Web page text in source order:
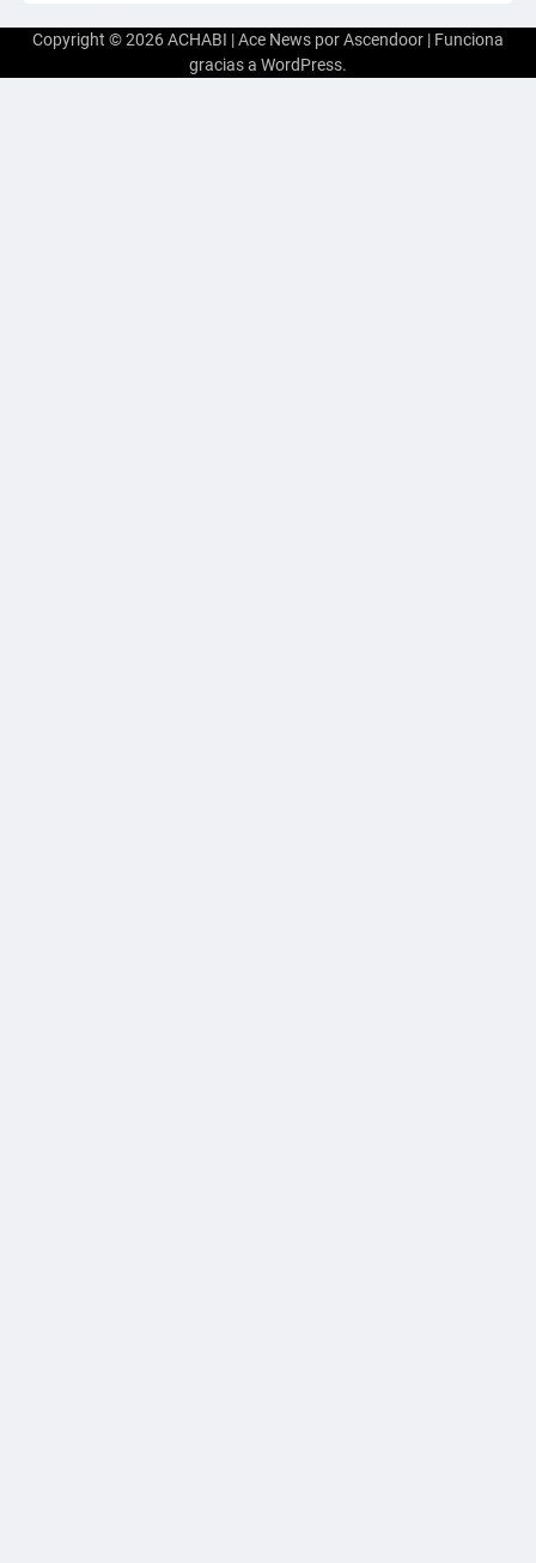
Copyright © 2026ACHABI | Ace News porAscendoor | Funciona
gracias a WordPress.